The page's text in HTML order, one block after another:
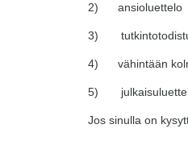
2) ansioluettelo
3)
4) vähintään
5) julkaisuluettelo
Jos sinulla on